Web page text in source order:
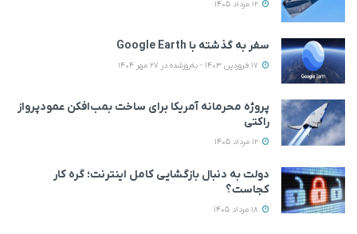
سفر به گذشته با Google Earth
پروژه محرمانه آمریکا برای ساخت بمب‌افکن عمودپرواز
راکتی
دولت به دنبال بازگشایی کامل اینترنت؛ گره کار
کجاست؟